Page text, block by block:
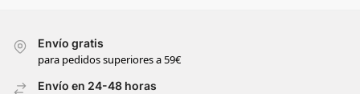
Envío gratis
para pedidos superiores a 59€
Envío en 24-48 horas